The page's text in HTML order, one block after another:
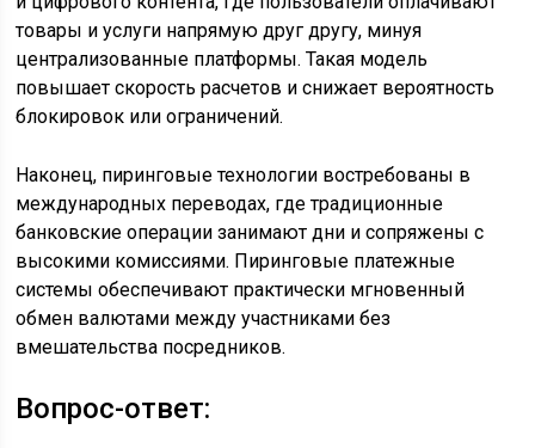
товары и услуги напрямую друг другу, минуя
централизованные платформы. Такая модель
повышает скорость расчетов и снижает вероятность
блокировок или ограничений.
Наконец, пиринговые технологии востребованы в
международных переводах, где традиционные
банковские операции занимают дни и сопряжены с
высокими комиссиями. Пиринговые платежные
системы обеспечивают практически мгновенный
обмен валютами между участниками без
вмешательства посредников.
Вопрос-ответ: